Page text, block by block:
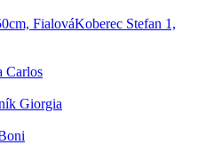
Koberec Stefan 1,
Carlos
Giorgia